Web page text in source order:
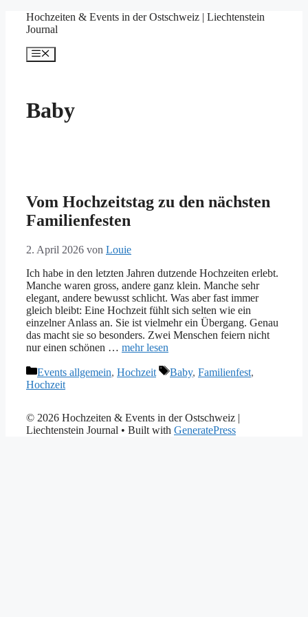
SpringeHochzeiten & Events in der Ostschweiz | Liechtenstein
Journal
Menü
Baby
Vom Hochzeitstag zu den nächsten
Familienfesten
2. April 2026 von Louie
Ich habe in den letzten Jahren dutzende Hochzeiten erlebt.
Manche waren gross, andere ganz klein. Manche sehr
elegant, andere bewusst schlicht. Was aber fast immer
gleich bleibt: Eine Hochzeit fühlt sich selten wie ein
einzelner Anlass an. Sie ist vielmehr ein Übergang. Genau
das macht sie so besonders. Zwei Menschen feiern nicht
nur einen schönen … mehr lesen
Kategorien
Events allgemein, Hochzeit Tags
Baby, Familienfest,
Hochzeit
© 2026 Hochzeiten & Events in der Ostschweiz |
Liechtenstein Journal • Built with GeneratePress